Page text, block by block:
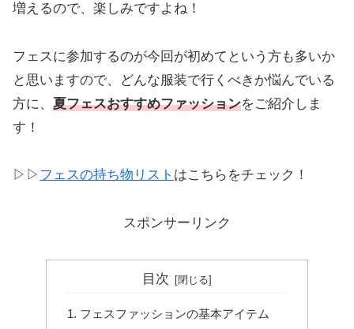
増えるので、楽しみですよね！
フェスに参加するのが今回が初めてという方も多いか
と思いますので、どんな服装で行くべきか悩んでいる
方に、 夏フェスおすすめファッションをご紹介しま
す！
▷▷ フェスの持ち物リスト はこちらをチェック！
スポンサーリンク
目次
フェスファッションの基本アイテム